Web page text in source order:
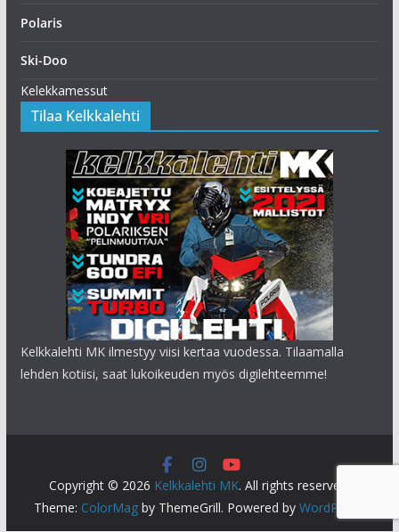
Polaris
Ski-Doo
Kelekkamessut
Tilaa Kelkkalehti
Kelkkalehti MK ilmestyy viisi kertaa vuodessa. Tilaamalla
lehden kotiisi, saat lukoikeuden myös digilehteemme!
Copyright © 2026 Kelkkalehti MK. All rights reserved.
Theme: ColorMagby ThemeGrill. Powered by WordPress